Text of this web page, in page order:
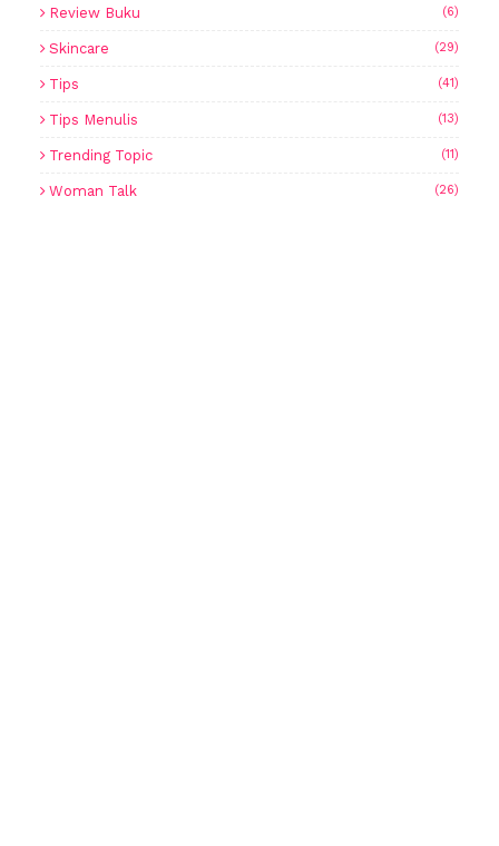
Review Buku (6)
Skincare (29)
Tips (41)
Tips Menulis (13)
Trending Topic (11)
Woman Talk (26)